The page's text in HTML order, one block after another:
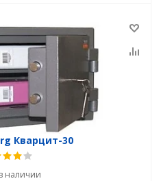
Кварцит-30
наличии